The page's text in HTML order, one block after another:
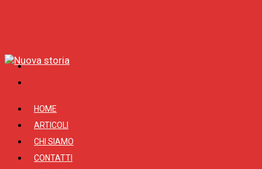
HOME
ARTICOLI
CHI SIAMO
CONTATTI